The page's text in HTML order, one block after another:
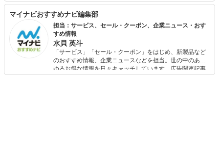
います。「難しい話を分かりやすく」をモットーに、心を
じんわり温めるような記事作成をお届け。当サイトでは健
康にかかわるグッズや医療機器などを紹介し、皆さまの健
康増進のお手伝いを致します。
マイナビおすすめナビ編集部
担当：サービス、セール・クーポン、企業ニュース・おす
すめ情報
水貝 英斗
「サービス」「セール・クーポン」をはじめ、新製品など
のおすすめ情報、企業ニュースなどを担当。世の中のあら
ゆるお得な情報を日々キャッチしています。広告関連記事
の制作にも携わり、SEOの知見を活かし商品販促のプラン